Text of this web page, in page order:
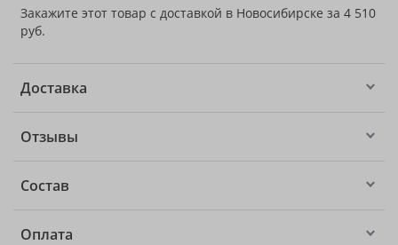
Закажите этот товар с доставкой в Новосибирске за 4 510
руб.
Доставка
Отзывы
Состав
Оплата